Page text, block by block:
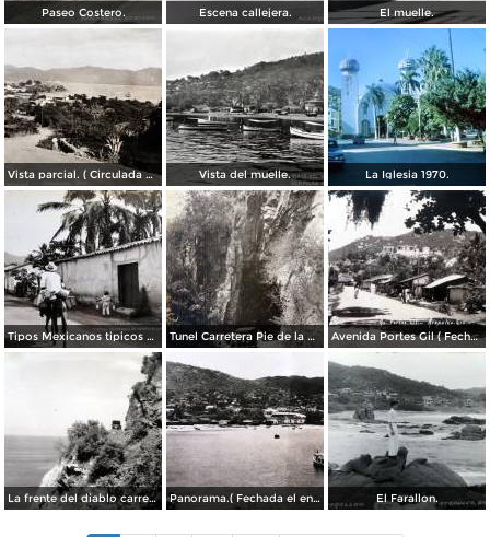
Paseo Costero. Escena callejera. El muelle.
Vista parcial. ( Circulada el 23 de Mayo de 1935 ). Vista del muelle. La Iglesia 1970.
Tipos Mexicanos tipicos aguadores.. Tunel Carretera Pie de la Cuesta Acapulco . Avenida Portes Gil ( Fechada el en 1931 ).
La frente del diablo carretera Acapulo a Pie de La Cuesta ( Fechada el en 1931 ). Panorama.( Fechada el en 1931 ). El Farallon.